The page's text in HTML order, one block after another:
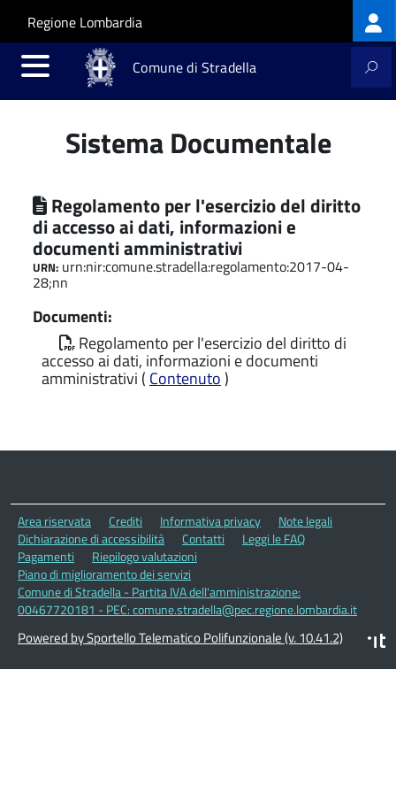
Salta al contenuto principale
Skip to site navigation
Regione Lombardia
Comune di Stradella
Sistema Documentale
Regolamento per l'esercizio del diritto
di accesso ai dati, informazioni e
documenti amministrativi
URN: urn:nir:comune.stradella:regolamento:2017-04-
28;nn
Documenti:
Regolamento per l'esercizio del diritto di
accesso ai dati, informazioni e documenti
amministrativi ( Contenuto)
Area riservata Crediti Informativa privacy
Note legali
Dichiarazione di accessibilità
Contatti
Leggi le FAQ
Pagamenti
Riepilogo valutazioni
Piano di miglioramento dei servizi
Comune di Stradella - Partita IVA dell'amministrazione:
00467720181 - PEC: comune.stradella@pec.regione.lombardia.it
Powered by Sportello Telematico Polifunzionale (v. 10.41.2)